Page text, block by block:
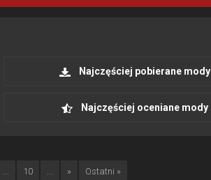
Najczęściej pobierane mody
Najczęściej oceniane mody
... 10 ... » Ostatni »